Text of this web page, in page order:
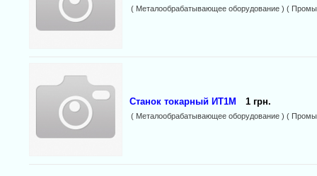
( Металообрабатывающее оборудование ) (
Станок токарный ИТ1М 1 грн.
( Металообрабатывающее оборудование ) (